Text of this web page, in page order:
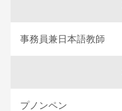
事務員兼日本語教師
プノンペン